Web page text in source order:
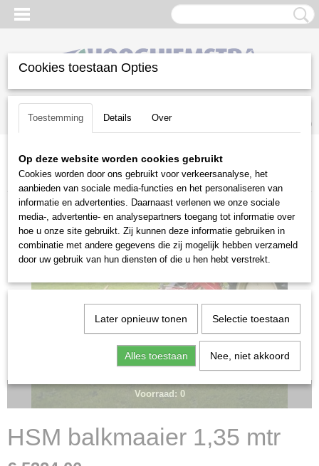
Inloggen Registreren
(0)
Home >Groot materieel>Aanbouwwerktuigen>
HSM balkmaaier 1,35 mtr
Voorraad: 0
HSM balkmaaier 1,35 mtr
Cookies toestaan Opties
Toestemming Details Over
Op deze website worden cookies gebruikt
Cookies worden door ons gebruikt voor verkeersanalyse, het
aanbieden van sociale media-functies en het personaliseren van
informatie en advertenties. Daarnaast verlenen we onze sociale
media-, advertentie- en analysepartners toegang tot informatie over
hoe u onze site gebruikt. Zij kunnen deze informatie gebruiken in
combinatie met andere gegevens die zij mogelijk hebben verzameld
door uw gebruik van hun diensten of die u hen hebt verstrekt.
Later opnieuw tonen Selectie toestaan
Alles toestaan Nee, niet akkoord